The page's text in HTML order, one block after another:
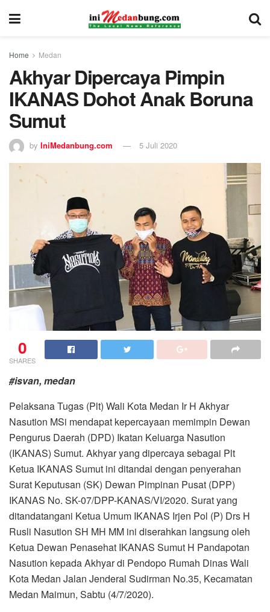
Home Medan
Akhyar Dipercaya Pimpin
IKANAS Dohot Anak Boruna
Sumut
by IniMedanbung.com 5 Juli 2020
0
SHARES
#isvan, medan
Pelaksana Tugas (Plt) Wali Kota Medan Ir H Akhyar
Nasution MSi mendapat kepercayaan memimpin Dewan
Pengurus Daerah (DPD) Ikatan Keluarga Nasution
(IKANAS) Sumut. Akhyar yang dipercaya sebagai Plt
Ketua IKANAS Sumut ini ditandai dengan penyerahan
Surat Keputusan (SK) Dewan Pimpinan Pusat (DPP)
IKANAS No. SK-07/DPP-KANAS/VI/2020. Surat yang
ditandatangani Ketua Umum IKANAS Irjen Pol (P) Drs H
Rusli Nasution SH MH MM ini diserahkan langsung oleh
Ketua Dewan Penasehat IKANAS Sumut H Pandapotan
Nasution kepada Akhyar di Pendopo Rumah Dinas Wali
Kota Medan Jalan Jenderal Sudirman No.35, Kecamatan
Medan Maimun, Sabtu (4/7/2020).